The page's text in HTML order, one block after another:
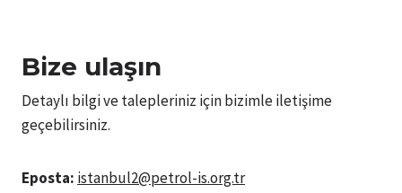
Bize ulaşın
Detaylı bilgi ve talepleriniz için bizimle iletişime
geçebilirsiniz.
Eposta: istanbul2@petrol-is.org.tr